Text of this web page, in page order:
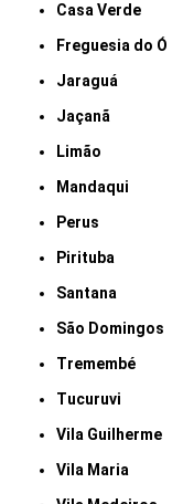
Casa Verde
Freguesia do Ó
Jaraguá
Jaçanã
Limão
Mandaqui
Perus
Pirituba
Santana
São Domingos
Tremembé
Tucuruvi
Vila Guilherme
Vila Maria